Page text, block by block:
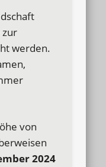
zur
werden.
von
2024